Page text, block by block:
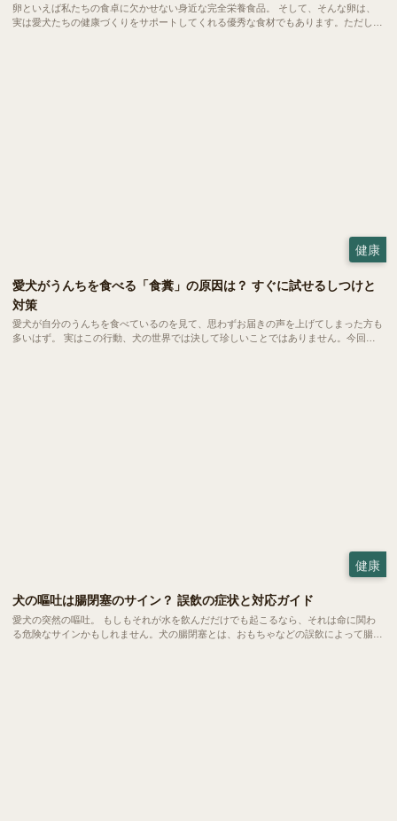
卵といえば私たちの食卓に欠かせない身近な完全栄養食品。 そして、そんな卵は、
実は愛犬たちの健康づくりをサポートしてくれる優秀な食材でもあります。ただし、
健康
愛犬がうんちを食べる「食糞」の原因は？ すぐに試せるしつけと
対策
愛犬が自分のうんちを食べているのを見て、思わずお届きの声を上げてしまった方も
多いはず。 実はこの行動、犬の世界では決して珍しいことではありません。今回
健康
犬の嘔吐は腸閉塞のサイン？ 誤飲の症状と対応ガイド
愛犬の突然の嘔吐。 もしもそれが水を飲んだだけでも起こるなら、それは命に関わ
る危険なサインかもしれません。犬の腸閉塞とは、おもちゃなどの誤飲によって腸が